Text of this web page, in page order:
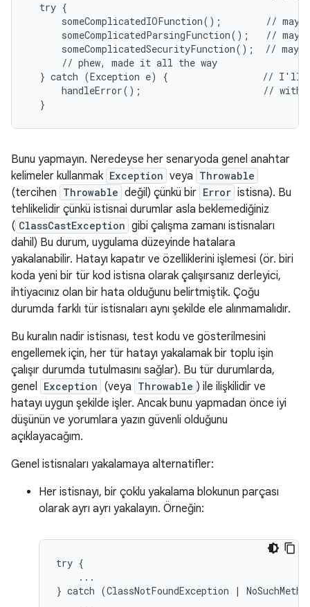
  try {
someComplicatedIOFunction();        // may
someComplicatedParsingFunction();   // may
someComplicatedSecurityFunction();  // may
      // phew, made it all the way
} catch (Exception e) {                 // I'll
handleError();                      // with
  }
Bunu yapmayın. Neredeyse her senaryoda genel anahtar
kelimeler kullanmak Exception veya Throwable
(tercihen Throwable değil) çünkü bir Error istisna). Bu
tehlikelidir çünkü istisnai durumlar asla beklemediğiniz
( ClassCastException gibi çalışma zamanı istisnaları
dahil) Bu durum, uygulama düzeyinde hatalara
yakalanabilir. Hatayı kapatır ve özelliklerini işlemesi (ör. biri
koda yeni bir tür kod istisna olarak çalışırsanız derleyici,
ihtiyacınız olan bir hata olduğunu belirtmiştik. Çoğu
durumda farklı tür istisnaları aynı şekilde ele alınmamalıdır.
Bu kuralın nadir istisnası, test kodu ve gösterilmesini
engellemek için, her tür hatayı yakalamak bir toplu işin
çalışır durumda tutulmasını sağlar). Bu tür durumlarda,
genel Exception (veya Throwable ) ile ilişkilidir ve
hatayı uygun şekilde işler. Ancak bunu yapmadan önce iyi
düşünün ve yorumlara yazın güvenli olduğunu
açıklayacağım.
Genel istisnaları yakalamaya alternatifler:
Her istisnayı, bir çoklu yakalama blokunun parçası
olarak ayrı ayrı yakalayın. Örneğin:
try {
    ...
} catch (ClassNotFoundException |